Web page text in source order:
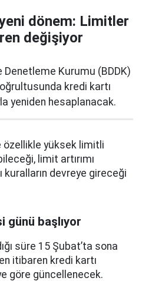
dönem: Limitler
değişiyor
Denetleme Kurumu (BDDK)
kredi kartı
yeniden hesaplanacak.
özellikle yüksek limitli
limit artırımı
kuralların devreye gireceği
günü başlıyor
süre 15 Şubat’ta sona
itibaren kredi kartı
göre güncellenecek.